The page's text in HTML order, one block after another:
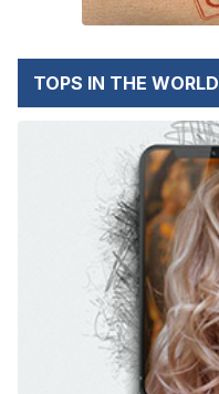
TOPS IN THE WORLD